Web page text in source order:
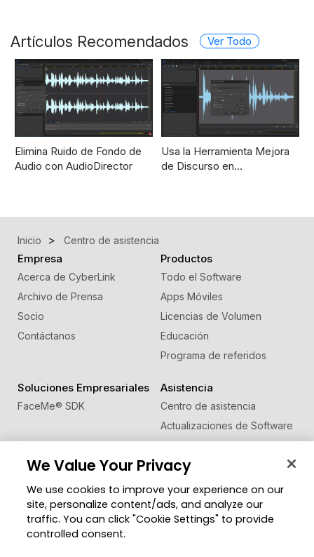
Artículos Recomendados Ver Todo
Elimina Ruido de Fondo de
Audio con AudioDirector
Usa la Herramienta Mejora
de Discurso en…
Inicio Centro de asistencia
Empresa
Acerca de CyberLink
Archivo de Prensa
Socio
Contáctanos
Productos
Todo el Software
Apps Móviles
Licencias de Volumen
Educación
Programa de referidos
Soluciones Empresariales
FaceMe® SDK
Asistencia
Centro de asistencia
Actualizaciones de Software
Centro de Aprendizaje
Zona de Miembros
Blog
Cambiar región
We Value Your Privacy
We use cookies to improve your experience on our
site, personalize content/ads, and analyze our
traffic. You can click "Cookie Settings" to provide
controlled consent.